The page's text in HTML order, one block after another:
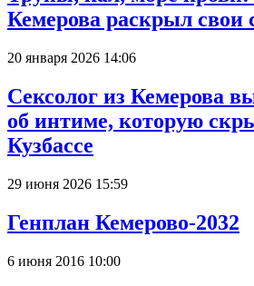
Кемерова раскрыл свои
20 января 2026 14:06
Сексолог из Кемерова
об интиме, которую
Кузбассе
29 июня 2026 15:59
Генплан Кемерово-2032
6 июня 2016 10:00